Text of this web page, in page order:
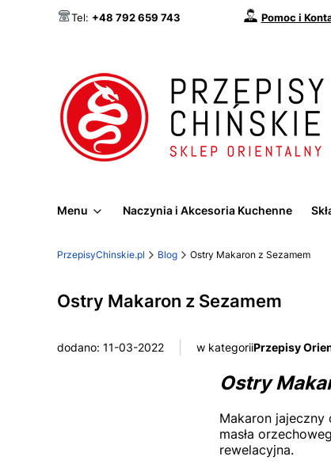
Tel: +48 792 659 743 Pomoc i
Menu Naczynia i Akcesoria Kuchenne
PrzepisyChinskie.pl Blog Ostry Makaron z Sezamem
Ostry Makaron z Sezamem
dodano: 11-03-2022 w kategoriiPrzepisy
Ostry
Makaron jajeczny
masła
rewelacyjna.